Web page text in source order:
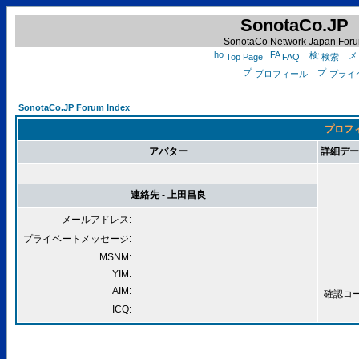
SonotaCo.JP
SonotaCo Network Japan
Top Page FAQ
検索
プロフィール
プライ
SonotaCo.JP Forum Index
プロフ
アバター
詳細デ
確認コ
連絡先 - 上田昌良
メールアドレス:
プライベートメッセージ:
MSNM:
YIM:
AIM:
ICQ: